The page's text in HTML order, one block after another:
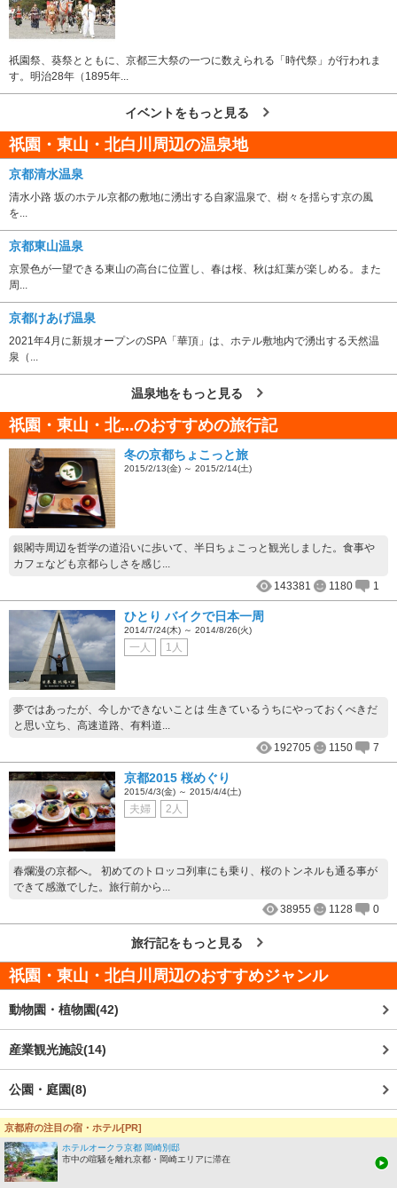
祇園祭、葵祭とともに、京都三大祭の一つに数えられる「時代祭」が行われま
す。明治28年（1895年...
イベントをもっと見る
祇園・東山・北白川周辺の温泉地
京都清水温泉
清水小路 坂のホテル京都の敷地に湧出する自家温泉で、樹々を揺らす京の風
を...
京都東山温泉
京景色が一望できる東山の高台に位置し、春は桜、秋は紅葉が楽しめる。また
周...
京都けあげ温泉
2021年4月に新規オープンのSPA「華頂」は、ホテル敷地内で湧出する天然温
泉（...
温泉地をもっと見る
祇園・東山・北...のおすすめの旅行記
冬の京都ちょこっと旅
2015/2/13(金) ～ 2015/2/14(土)
銀閣寺周辺を哲学の道沿いに歩いて、半日ちょこっと観光しました。食事や
カフェなども京都らしさを感じ...
143381
1180 1
ひとり バイクで日本一周
2014/7/24(木) ～ 2014/8/26(火)
一人 1人
夢ではあったが、今しかできないことは 生きているうちにやっておくべきだ
と思い立ち、高速道路、有料道...
192705
1150 7
京都2015 桜めぐり
2015/4/3(金) ～ 2015/4/4(土)
夫婦 2人
春爛漫の京都へ。 初めてのトロッコ列車にも乗り、桜のトンネルも通る事が
できて感激でした。旅行前から...
38955
1128 0
旅行記をもっと見る
祇園・東山・北白川周辺のおすすめジャンル
動物園・植物園(42)
産業観光施設(14)
公園・庭園(8)
町めぐり・食べ歩き(8)
歴史的建造物(5)
京都府の注目の宿・ホテル[PR]
ホテルオークラ京都 岡崎別邸
市中の喧騒を離れ京都・岡崎エリアに滞在